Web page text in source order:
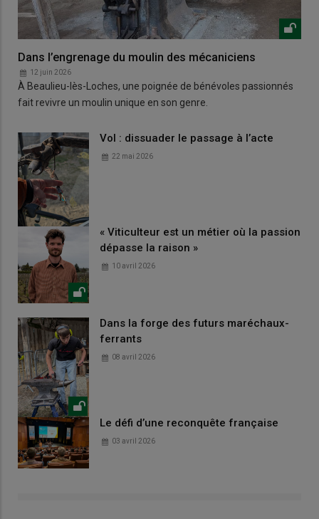
Dans l’engrenage du moulin des mécaniciens
12 juin 2026
À Beaulieu-lès-Loches, une poignée de bénévoles passionnés
fait revivre un moulin unique en son genre.
Vol : dissuader le passage à l’acte
22 mai 2026
« Viticulteur est un métier où la passion
dépasse la raison »
10 avril 2026
Dans la forge des futurs maréchaux-
ferrants
08 avril 2026
Le défi d’une reconquête française
03 avril 2026